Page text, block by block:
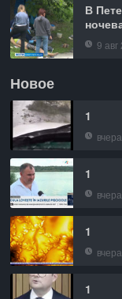
В
9 авг
Новое
1
вчера
1
вчера
1
вчера
1